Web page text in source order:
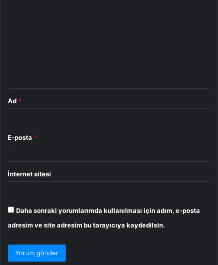
Ad *
E-posta *
İnternet sitesi
Daha sonraki yorumlarımda kullanılması için adım, e-posta
adresim ve site adresim bu tarayıcıya kaydedilsin.